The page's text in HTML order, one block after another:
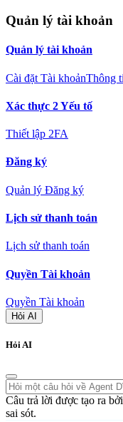
Quản lý tài khoản
Quản lý tài khoản
Cài đặt Tài khoảnThông
Xác thực 2 Yếu tố
Thiết lập 2FA
Đăng ký
Quản lý Đăng ký
Lịch sử thanh toán
Lịch sử thanh toán
Quyền Tài khoản
Quyền Tài khoản
Hỏi AI
Hỏi AI
Câu trả lời được tạo ra
sai sót.